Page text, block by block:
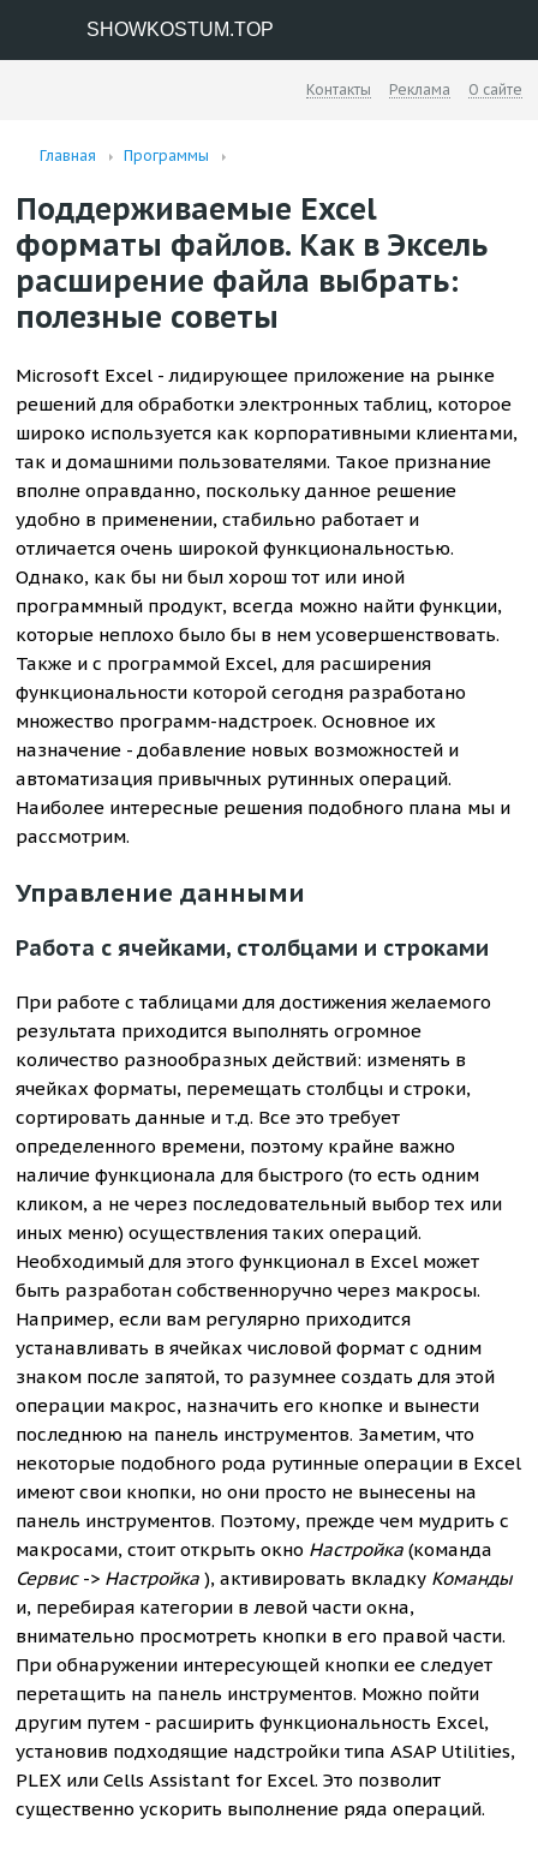
SHOWKOSTUM.TOP
Контакты Реклама О сайте
Главная Программы
Поддерживаемые Excel
форматы файлов. Как в Эксель
расширение файла выбрать:
полезные советы
Microsoft Excel - лидирующее приложение на рынке
решений для обработки электронных таблиц, которое
широко используется как корпоративными клиентами,
так и домашними пользователями. Такое признание
вполне оправданно, поскольку данное решение
удобно в применении, стабильно работает и
отличается очень широкой функциональностью.
Однако, как бы ни был хорош тот или иной
программный продукт, всегда можно найти функции,
которые неплохо было бы в нем усовершенствовать.
Также и с программой Excel, для расширения
функциональности которой сегодня разработано
множество программ-надстроек. Основное их
назначение - добавление новых возможностей и
автоматизация привычных рутинных операций.
Наиболее интересные решения подобного плана мы и
рассмотрим.
Управление данными
Работа с ячейками, столбцами и строками
При работе с таблицами для достижения желаемого
результата приходится выполнять огромное
количество разнообразных действий: изменять в
ячейках форматы, перемещать столбцы и строки,
сортировать данные и т.д. Все это требует
определенного времени, поэтому крайне важно
наличие функционала для быстрого (то есть одним
кликом, а не через последовательный выбор тех или
иных меню) осуществления таких операций.
Необходимый для этого функционал в Excel может
быть разработан собственноручно через макросы.
Например, если вам регулярно приходится
устанавливать в ячейках числовой формат с одним
знаком после запятой, то разумнее создать для этой
операции макрос, назначить его кнопке и вынести
последнюю на панель инструментов. Заметим, что
некоторые подобного рода рутинные операции в Excel
имеют свои кнопки, но они просто не вынесены на
панель инструментов. Поэтому, прежде чем мудрить с
макросами, стоит открыть окно Настройка(команда
Сервис -> Настройка), активировать вкладку Команды
и, перебирая категории в левой части окна,
внимательно просмотреть кнопки в его правой части.
При обнаружении интересующей кнопки ее следует
перетащить на панель инструментов. Можно пойти
другим путем - расширить функциональность Excel,
установив подходящие надстройки типа ASAP Utilities,
PLEX или Cells Assistant for Excel. Это позволит
существенно ускорить выполнение ряда операций.